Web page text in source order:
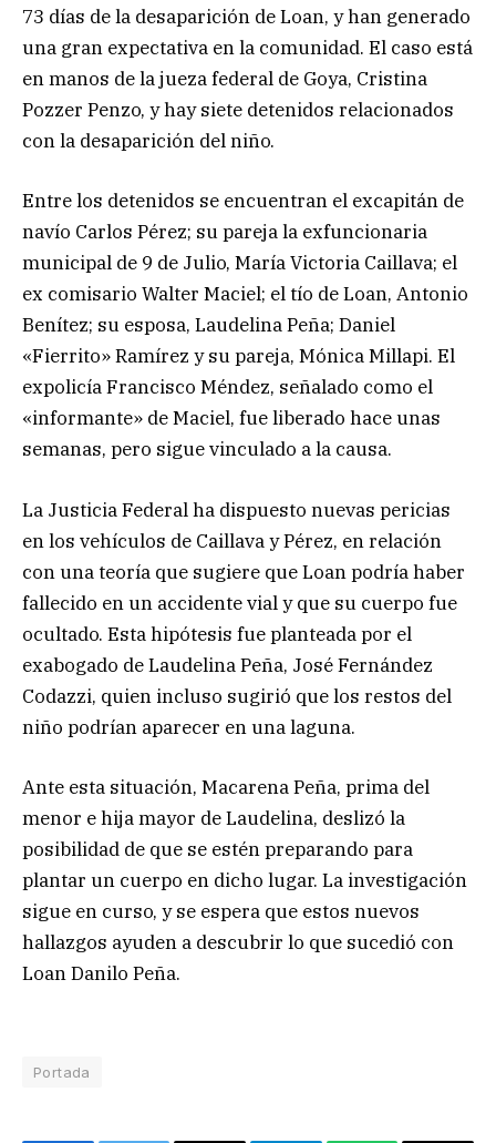
73 días de la desaparición de Loan, y han generado
una gran expectativa en la comunidad. El caso está
en manos de la jueza federal de Goya, Cristina
Pozzer Penzo, y hay siete detenidos relacionados
con la desaparición del niño.
Entre los detenidos se encuentran el excapitán de
navío Carlos Pérez; su pareja la exfuncionaria
municipal de 9 de Julio, María Victoria Caillava; el
ex comisario Walter Maciel; el tío de Loan, Antonio
Benítez; su esposa, Laudelina Peña; Daniel
«Fierrito» Ramírez y su pareja, Mónica Millapi. El
expolicía Francisco Méndez, señalado como el
«informante» de Maciel, fue liberado hace unas
semanas, pero sigue vinculado a la causa.
La Justicia Federal ha dispuesto nuevas pericias
en los vehículos de Caillava y Pérez, en relación
con una teoría que sugiere que Loan podría haber
fallecido en un accidente vial y que su cuerpo fue
ocultado. Esta hipótesis fue planteada por el
exabogado de Laudelina Peña, José Fernández
Codazzi, quien incluso sugirió que los restos del
niño podrían aparecer en una laguna.
Ante esta situación, Macarena Peña, prima del
menor e hija mayor de Laudelina, deslizó la
posibilidad de que se estén preparando para
plantar un cuerpo en dicho lugar. La investigación
sigue en curso, y se espera que estos nuevos
hallazgos ayuden a descubrir lo que sucedió con
Loan Danilo Peña.
Portada